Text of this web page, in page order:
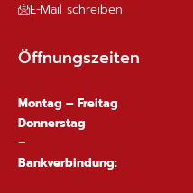
E-Mail schreiben
Öffnungszeiten
Montag – Freitag
Donnerstag
–
Bankverbindung: